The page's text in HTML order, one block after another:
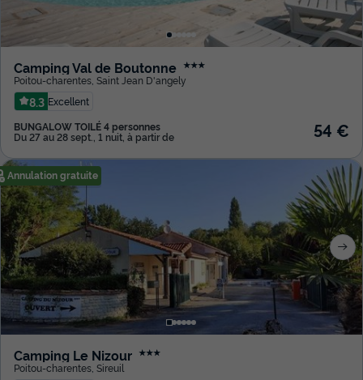
Camping Val de Boutonne ★★★
Poitou-charentes Saint Jean D'angely
8.3 Excellent
BUNGALOW TOILÉ 4 personnes
Du 27 au 28 sept., 1 nuit, à partir de 54 €
Annulation gratuite
Camping Le Nizour ★★★
Poitou-charentes Sireuil